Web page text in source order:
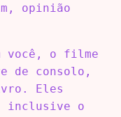
opinião
você, o filme
de consolo,
Eles
inclusive o